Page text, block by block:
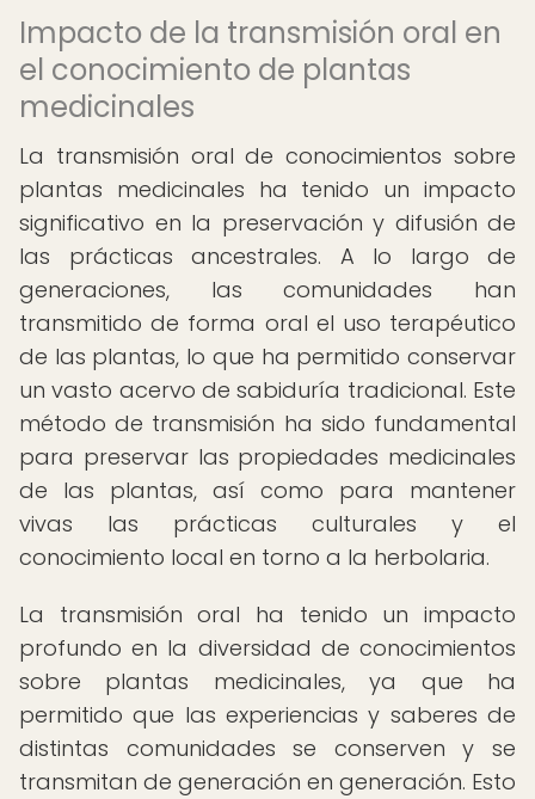
Impacto de la transmisión oral en
el conocimiento de plantas
medicinales
La transmisión oral de conocimientos sobre
plantas medicinales ha tenido un impacto
significativo en la preservación y difusión de
las prácticas ancestrales. A lo largo de
generaciones, las comunidades han
transmitido de forma oral el uso terapéutico
de las plantas, lo que ha permitido conservar
un vasto acervo de sabiduría tradicional. Este
método de transmisión ha sido fundamental
para preservar las propiedades medicinales
de las plantas, así como para mantener
vivas las prácticas culturales y el
conocimiento local en torno a la herbolaria.
La transmisión oral ha tenido un impacto
profundo en la diversidad de conocimientos
sobre plantas medicinales, ya que ha
permitido que las experiencias y saberes de
distintas comunidades se conserven y se
transmitan de generación en generación. Esto